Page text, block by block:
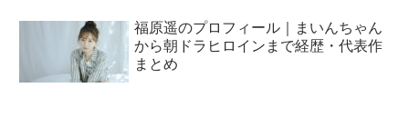
福原遥のプロフィール｜まいんちゃん
から朝ドラヒロインまで経歴・代表作
まとめ